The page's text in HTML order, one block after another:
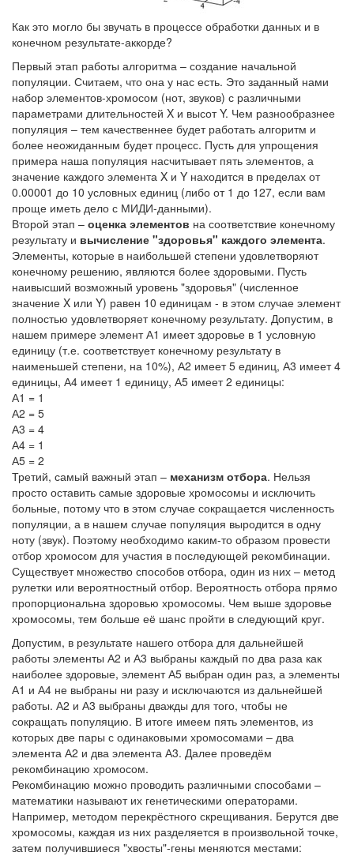
Как это могло бы звучать в процессе обработки данных и в
конечном результате-аккорде?
Первый этап работы алгоритма – создание начальной
популяции. Считаем, что она у нас есть. Это заданный нами
набор элементов-хромосом (нот, звуков) с различными
параметрами длительностей X и высот Y. Чем разнообразнее
популяция – тем качественнее будет работать алгоритм и
более неожиданным будет процесс. Пусть для упрощения
примера наша популяция насчитывает пять элементов, а
значение каждого элемента X и Y находится в пределах от
0.00001 до 10 условных единиц (либо от 1 до 127, если вам
проще иметь дело с МИДИ-данными).
Второй этап – оценка элементов на соответствие конечному
результату и вычисление "здоровья" каждого элемента.
Элементы, которые в наибольшей степени удовлетворяют
конечному решению, являются более здоровыми. Пусть
наивысший возможный уровень "здоровья" (численное
значение X или Y) равен 10 единицам - в этом случае элемент
полностью удовлетворяет конечному результату. Допустим, в
нашем примере элемент А1 имеет здоровье в 1 условную
единицу (т.е. соответствует конечному результату в
наименьшей степени, на 10%), А2 имеет 5 единиц, А3 имеет 4
единицы, А4 имеет 1 единицу, А5 имеет 2 единицы:
А1 = 1
А2 = 5
А3 = 4
А4 = 1
А5 = 2
Третий, самый важный этап – механизм отбора. Нельзя
просто оставить самые здоровые хромосомы и исключить
больные, потому что в этом случае сокращается численность
популяции, а в нашем случае популяция выродится в одну
ноту (звук). Поэтому необходимо каким-то образом провести
отбор хромосом для участия в последующей рекомбинации.
Существует множество способов отбора, один из них – метод
рулетки или вероятностный отбор. Вероятность отбора прямо
пропорциональна здоровью хромосомы. Чем выше здоровье
хромосомы, тем больше её шанс пройти в следующий круг.
Допустим, в результате нашего отбора для дальнейшей
работы элементы А2 и А3 выбраны каждый по два раза как
наиболее здоровые, элемент А5 выбран один раз, а элементы
А1 и А4 не выбраны ни разу и исключаются из дальнейшей
работы. А2 и А3 выбраны дважды для того, чтобы не
сокращать популяцию. В итоге имеем пять элементов, из
которых две пары с одинаковыми хромосомами – два
элемента А2 и два элемента А3. Далее проведём
рекомбинацию хромосом.
Рекомбинацию можно проводить различными способами –
математики называют их генетическими операторами.
Например, методом перекрёстного скрещивания. Берутся две
хромосомы, каждая из них разделяется в произвольной точке,
затем получившиеся "хвосты"-гены меняются местами: